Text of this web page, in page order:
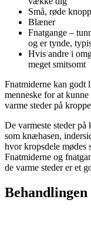
Små, røde
Blæner
Fnatgange –
og er tynde,
Hvis andre i
meget smitsomt
Fnatmiderne kan godt
menneske for at
varme steder på
De varmeste steder
som knæhasen,
hvor kropsdele mødes
Fnatmiderne og
de varme steder er et